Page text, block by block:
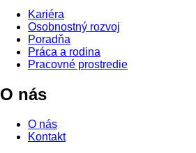
Kariéra
Osobnostný rozvoj
Poradňa
Práca a rodina
Pracovné prostredie
O nás
O nás
Kontakt